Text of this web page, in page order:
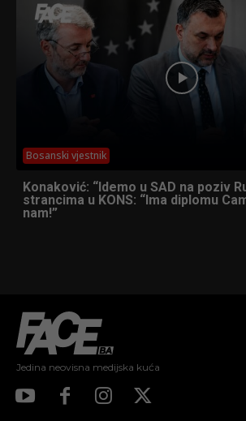
Bosanski vjestnik
Konaković: “Idemo u SAD na poziv
strancima u KONS: “Ima diplomu
nam!”
Jedina neovisna medijska kuća